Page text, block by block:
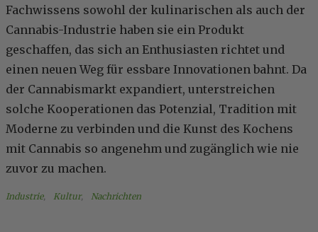
Fachwissens sowohl der kulinarischen als auch der
Cannabis-Industrie haben sie ein Produkt
geschaffen, das sich an Enthusiasten richtet und
einen neuen Weg für essbare Innovationen bahnt. Da
der Cannabismarkt expandiert, unterstreichen
solche Kooperationen das Potenzial, Tradition mit
Moderne zu verbinden und die Kunst des Kochens
mit Cannabis so angenehm und zugänglich wie nie
zuvor zu machen.
Industrie, Kultur, Nachrichten